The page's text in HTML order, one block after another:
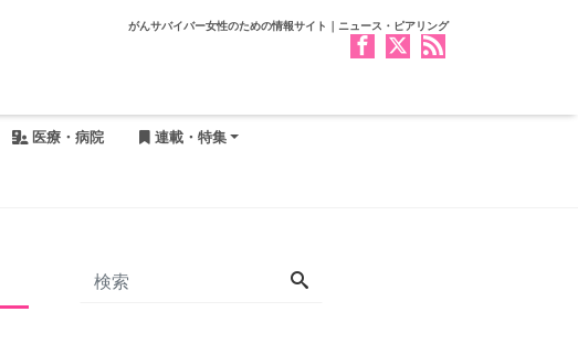
がんサバイバー女性のための情報サイト｜ニュース・ピアリング
医療・病院 連載・特集